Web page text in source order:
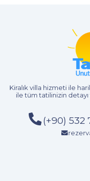
Kiralık villa hizmetiile
ile tüm tatilinizin detayı
(+90) 532